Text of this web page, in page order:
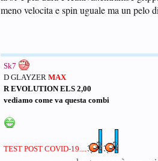
meno velocita e spin uguale ma un pelo
Sk7
D GLAYZER MAX
R EVOLUTION ELS 2,00
vediamo come va questa combi
TEST POST COVID-19....